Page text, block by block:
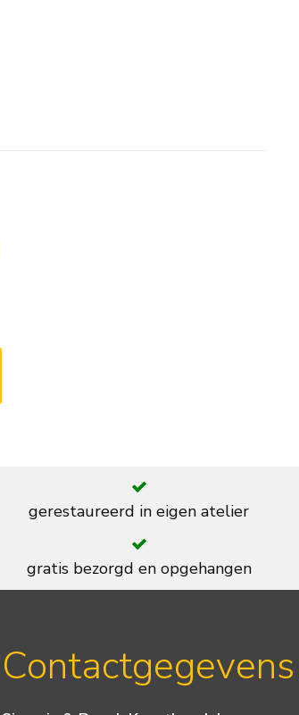
gerestaureerd in eigen atelier
gratis bezorgd en opgehangen
Contactgegevens